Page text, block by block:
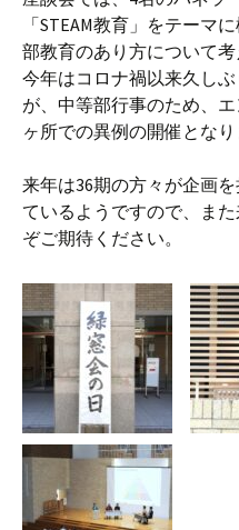
「STEAM教育」をテーマ
部教育のあり方について考
今年はコロナ禍以来久し
が、中等部行事のため、
ヶ所での異例の開催となり
来年は36期の方々が企画
ているようですので、ま
ぞご期待ください。